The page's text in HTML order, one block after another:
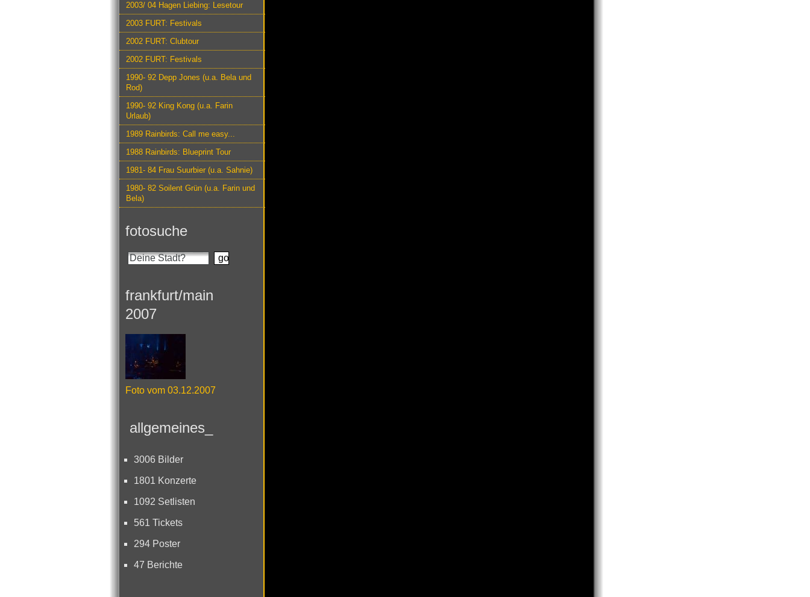
2003/ 04 Hagen Liebing: Lesetour
2003 FURT: Festivals
2002 FURT: Clubtour
2002 FURT: Festivals
1990- 92 Depp Jones (u.a. Bela und
Rod)
1990- 92 King Kong (u.a. Farin
Urlaub)
1989 Rainbirds: Call me easy...
1988 Rainbirds: Blueprint Tour
1981- 84 Frau Suurbier (u.a. Sahnie)
1980- 82 Soilent Grün (u.a. Farin und
Bela)
fotosuche
frankfurt/main
2007
Foto vom 03.12.2007
allgemeines_
3006 Bilder
1801 Konzerte
1092 Setlisten
561 Tickets
294 Poster
47 Berichte